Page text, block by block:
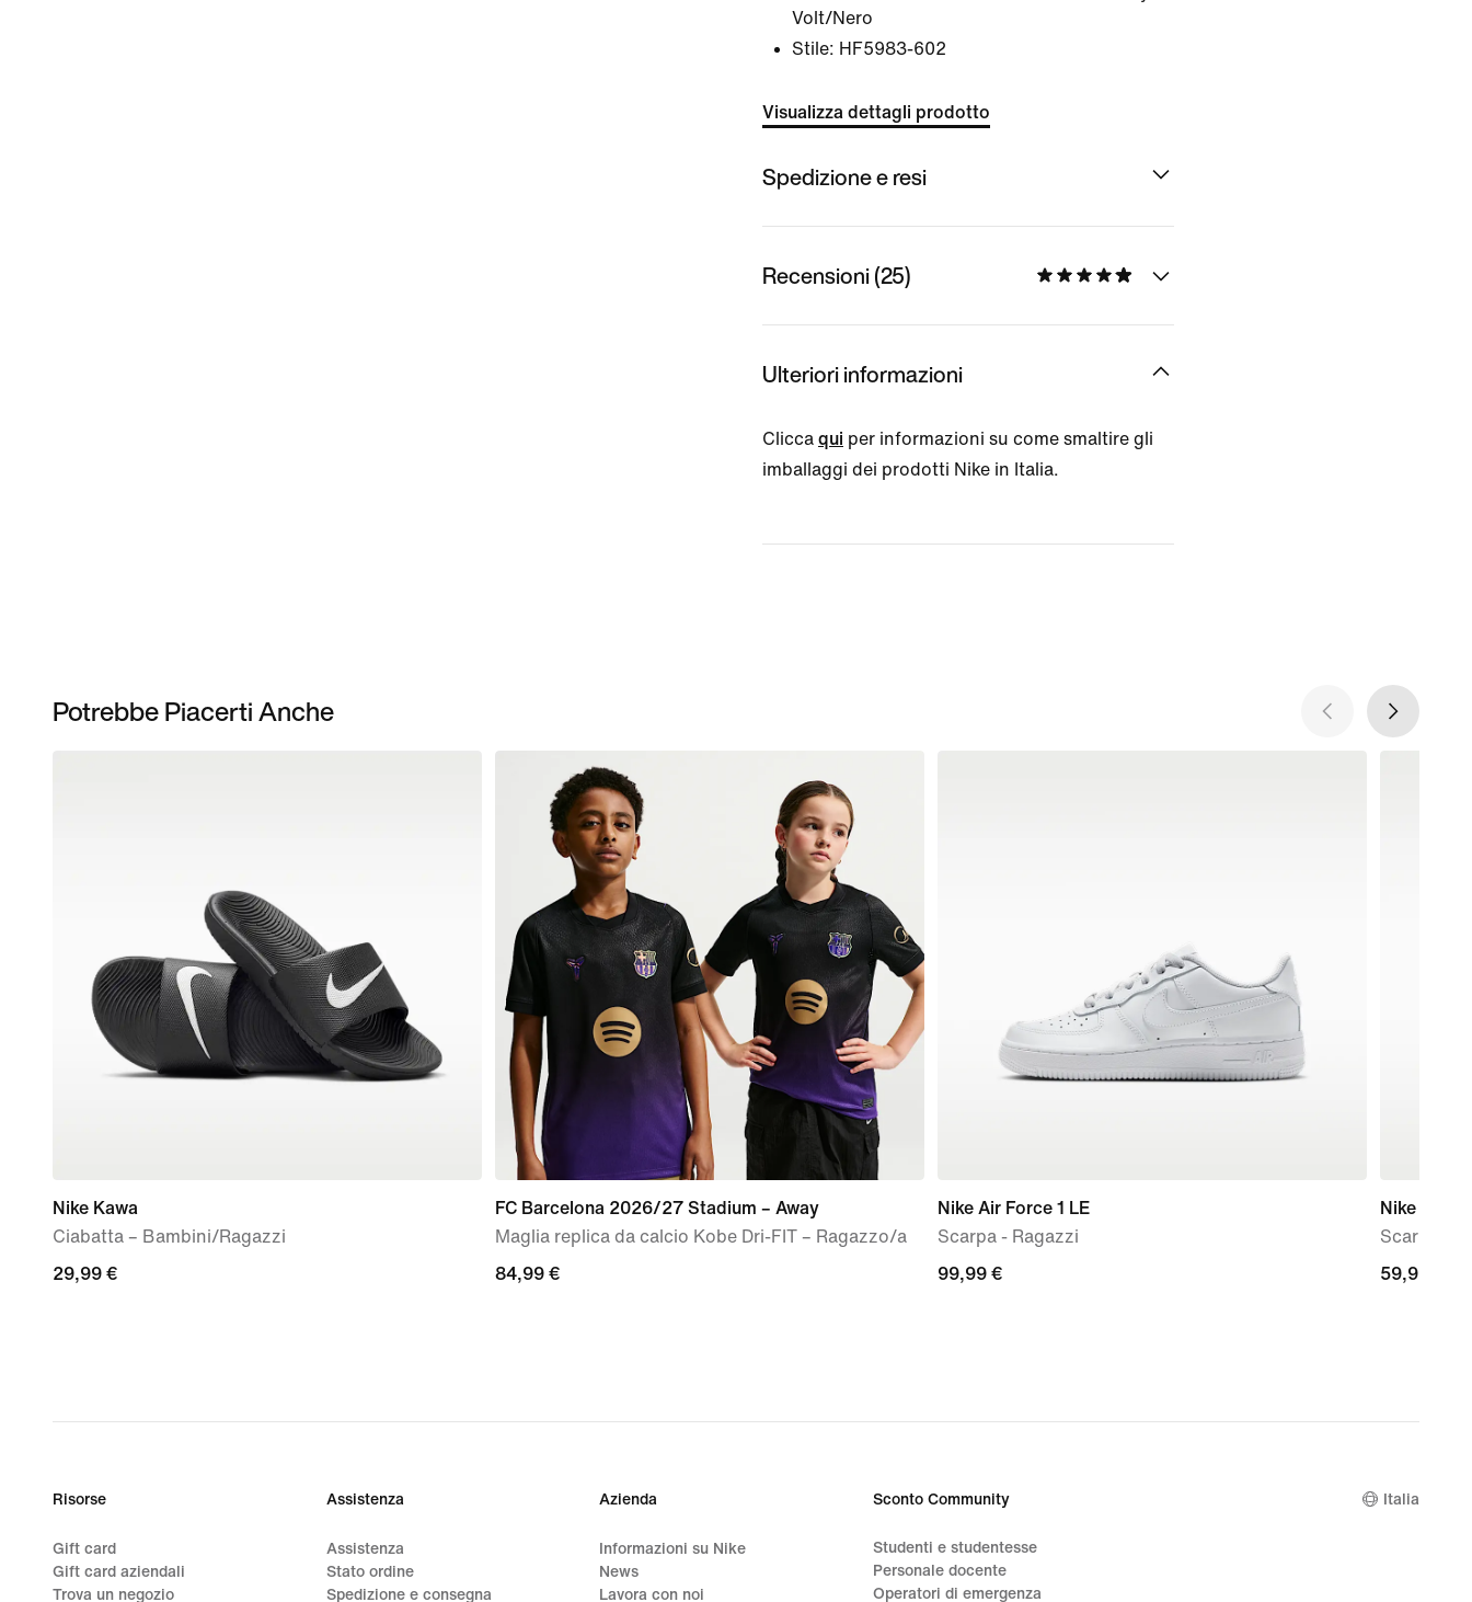
Volt/Nero
Stile: HF5983-602
Visualizza dettagli prodotto
Spedizione e resi
Recensioni (25)
Ulteriori informazioni
Clicca qui per informazioni su come smaltire gli
imballaggi dei prodotti Nike in Italia.
Potrebbe Piacerti Anche
Nike Kawa
Ciabatta – Bambini/Ragazzi
29,99
29,99 €
FC Barcelona 2026/27 Stadium – Away
Maglia replica da calcio Kobe Dri-FIT – Ragazzo/a
84,99
84,99 €
Nike Air Force 1 LE
Scarpa - Ragazzi
99,99
99,99 €
Nike
Scarpa da
59,99
59,99 €
Risorse
Gift card
Gift card aziendali
Trova un negozio
Assistenza
Assistenza
Stato ordine
Spedizione e consegna
Azienda
Informazioni su Nike
News
Lavora con noi
Sconto Community
Studenti e studentesse
Personale docente
Operatori di emergenza
Italia